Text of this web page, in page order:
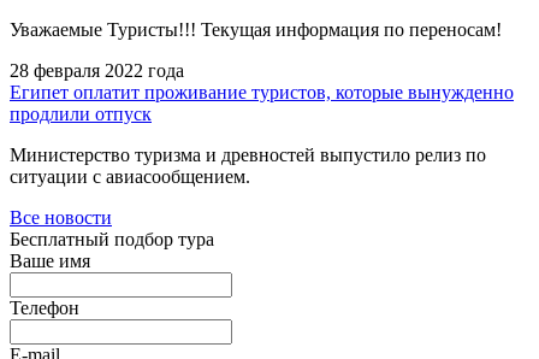
Уважаемые Туристы!!! Текущая информация по переносам!
28 февраля 2022 года
Египет оплатит проживание туристов, которые вынужденно
продлили отпуск
Министерство туризма и древностей выпустило релиз по
ситуации с авиасообщением.
Все новости
Бесплатный подбор тура
Ваше имя
Телефон
E-mail